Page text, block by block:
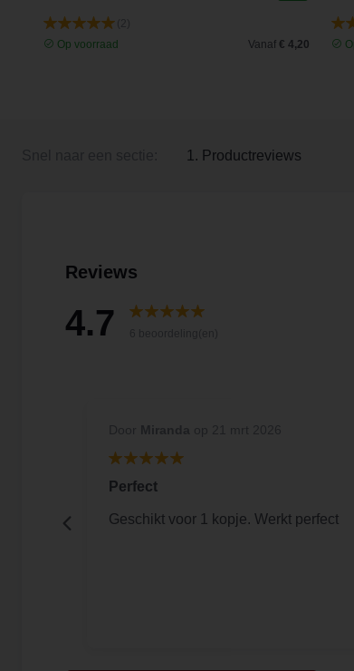
Op voorraad
Vanaf € 4,20
1. Productreviews
Reviews
4.7
Perfect
Geschikt voor 1 kopje. Werkt perfect